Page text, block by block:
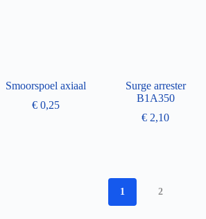
Smoorspoel axiaal
€ 0,25
Surge arrester
B1A350
€ 2,10
1 2